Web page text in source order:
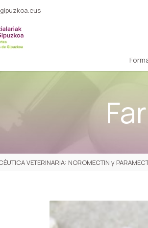
VETERINARIA: NOROMECTIN y